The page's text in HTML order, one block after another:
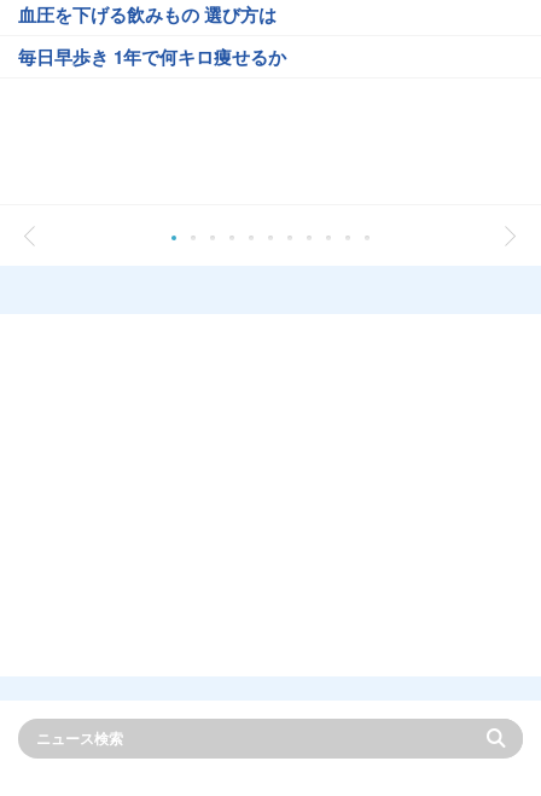
血圧を下げる飲みもの 選び方は
毎日早歩き 1年で何キロ痩せるか